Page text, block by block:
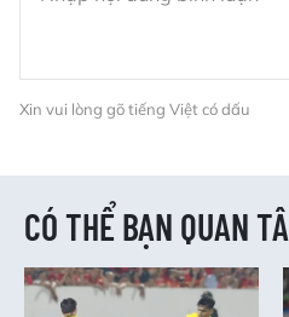
Xin vui lòng gõ tiếng Việt có dấu
CÓ THỂ BẠN QUAN